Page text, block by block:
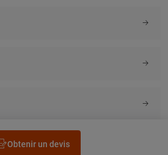
Obtenir un devis